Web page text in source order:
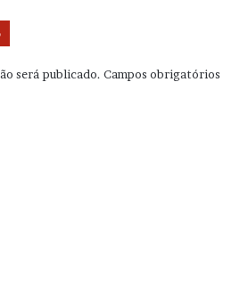
será publicado. Campos obrigatórios